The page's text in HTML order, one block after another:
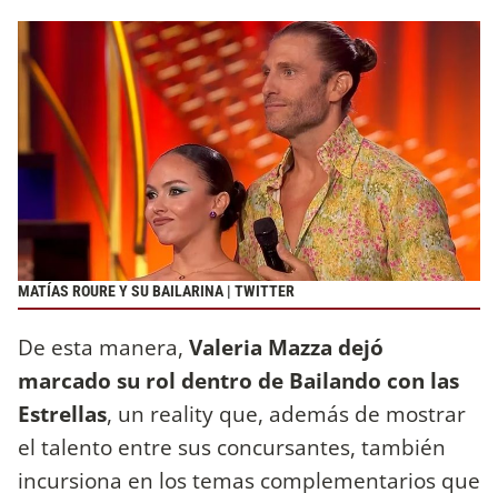
MATÍAS ROURE Y SU BAILARINA | TWITTER
De esta manera, Valeria Mazza dejó
marcado su rol dentro de Bailando con las
Estrellas, un reality que, además de mostrar
el talento entre sus concursantes, también
incursiona en los temas complementarios que